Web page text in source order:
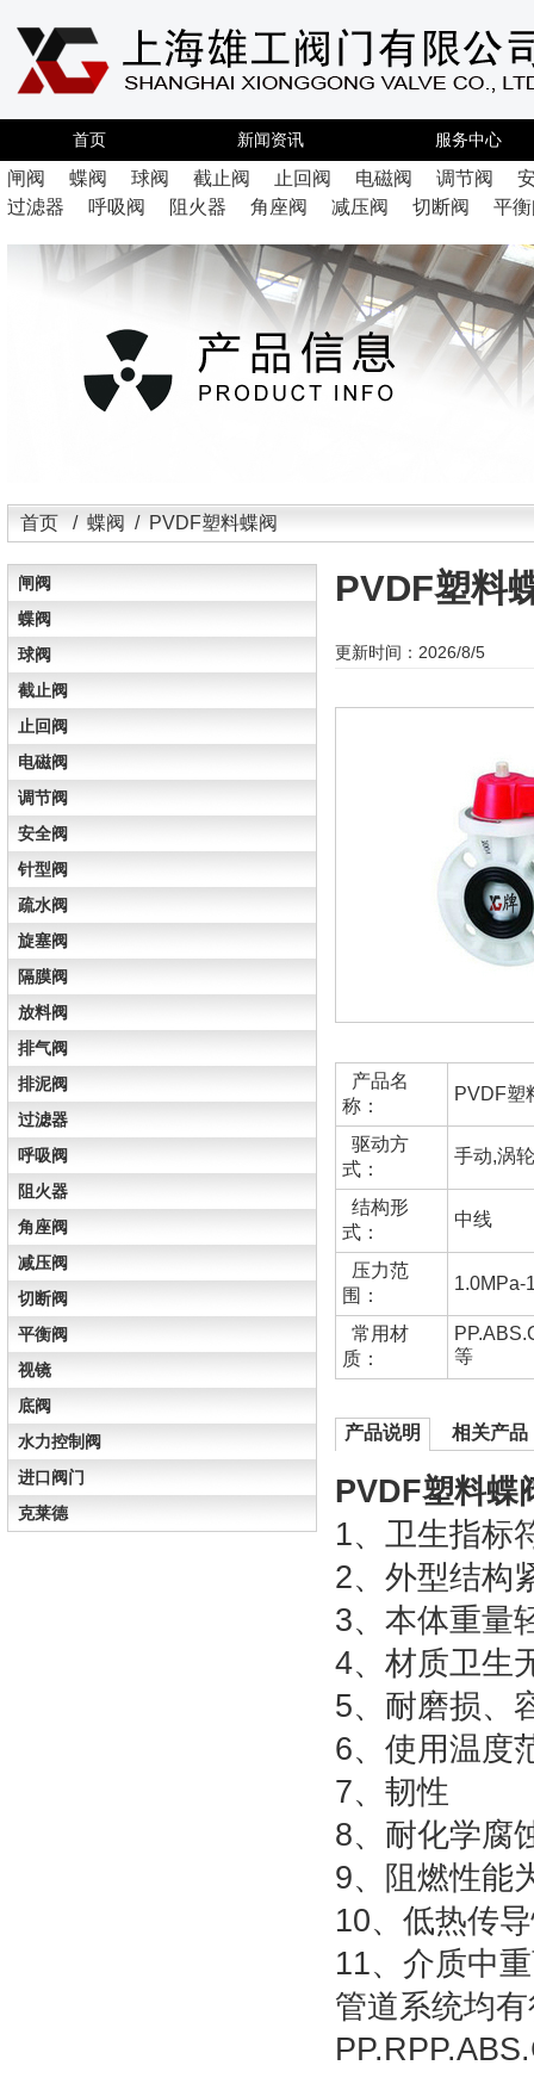
首页 新闻资讯 服务中心
闸阀 蝶阀 球阀 截止阀 止回阀 电磁阀 调节阀
过滤器
呼吸阀 阻火器 角座阀 减压阀 切断阀 平
首页 / 蝶阀 / PVDF塑料蝶阀
闸阀
蝶阀
球阀
截止阀
止回阀
电磁阀
调节阀
安全阀
针型阀
疏水阀
旋塞阀
隔膜阀
放料阀
排气阀
排泥阀
过滤器
呼吸阀
阻火器
角座阀
减压阀
切断阀
平衡阀
视镜
底阀
水力控制阀
进口阀门
克莱德
PVDF塑料
更新时间：2026/8/5
产品名
称：
PVDF塑
驱动方
式：
手动,涡
结构形
式：
中线
压力范
围：
1.0MPa-
常用材
质：
等
产品说明 相关产品
PVDF塑料蝶
1、卫生指标
2、外型结构
3、本体重量
4、材质卫生
5、耐磨损、
6、使用温
7、韧性
8、耐化学腐
9、阻燃性能
10、低热传
11、介质中
管道系统均